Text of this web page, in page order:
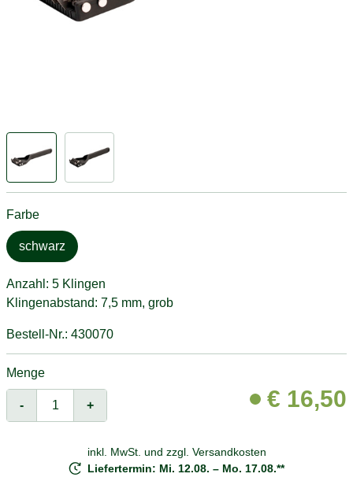
Farbe
schwarz
Anzahl: 5 Klingen
Klingenabstand: 7,5 mm, grob
Bestell-Nr.: 430070
Menge
- + € 16,50
inkl. MwSt. und zzgl. Versandkosten
Liefertermin: Mi. 12.08. – Mo. 17.08.**